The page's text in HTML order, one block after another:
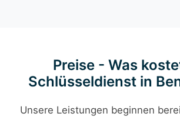
Preise - Was
Schlüsseldienst in
Unsere Leistungen beginnen